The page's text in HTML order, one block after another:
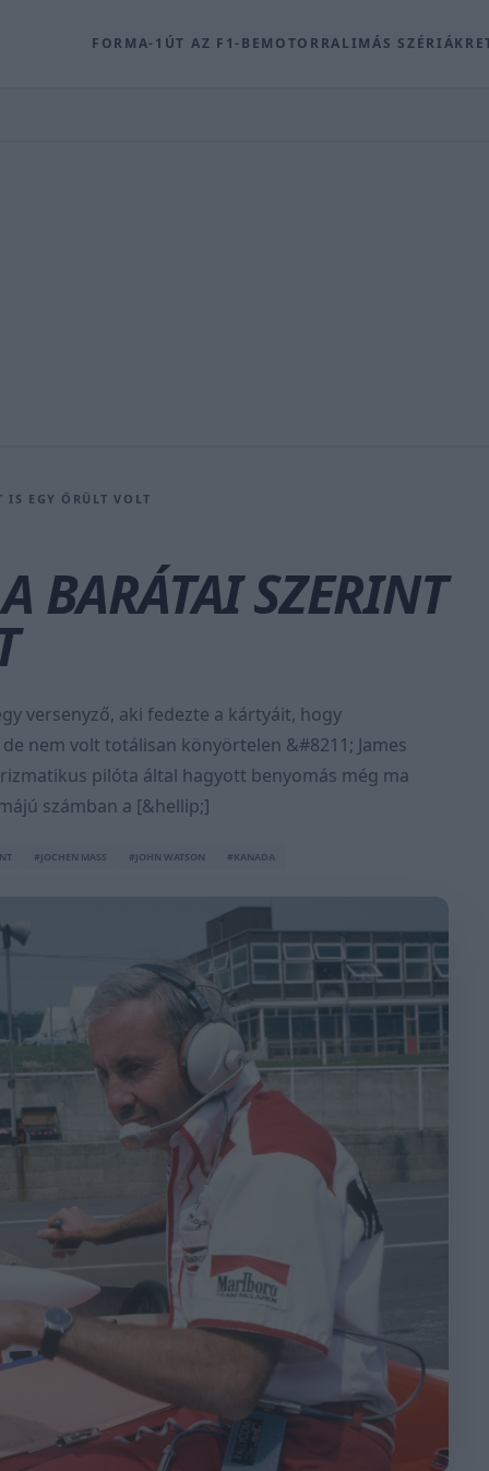
FORMA-1 ÚT AZ F1-BEMOTORRALIMÁS SZÉRIÁK
IS EGY ŐRÜLT VOLT
BARÁTAI SZERINT
versenyző, aki fedezte a kártyáit, hogy
nem volt totálisan könyörtelen &#8211; James
pilóta által hagyott benyomás még ma
számban a [&hellip;]
#JOCHEN MASS #JOHN WATSON #KANADA